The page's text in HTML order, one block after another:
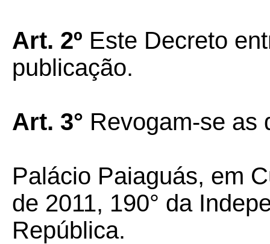
Art. 2º Este Decreto
publicação.
Art. 3° Revogam-se as
Palácio Paiaguás, em
de 2011, 190° da
República.